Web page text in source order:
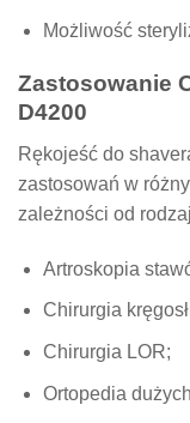
Możliwość
Zastosowanie
D4200
Rękojeść do
zastosowań w
zależności od
Artroskopia
Chirurgia
Chirurgia LOR;
Ortopedia